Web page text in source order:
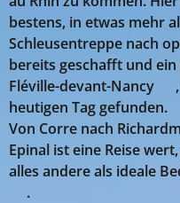
bestens, in etwas mehr
Schleusentreppe nach
bereits geschafft und
Fléville-devant-Nancy
heutigen Tag gefunden.
Von Corre nach
Epinal ist eine Reise
alles andere als ideale
💖.